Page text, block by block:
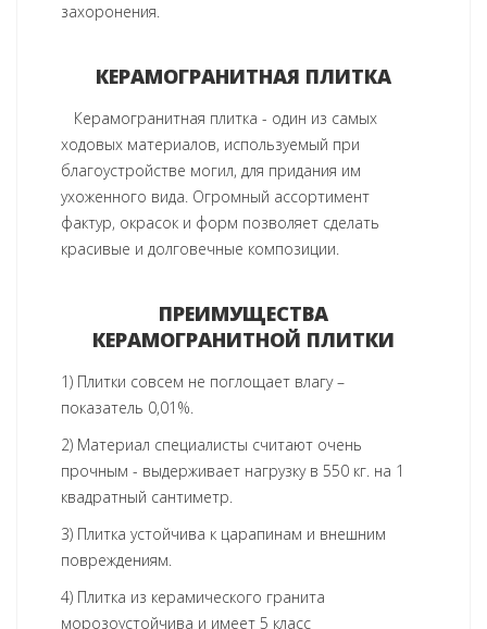
захоронения.
КЕРАМОГРАНИТНАЯ ПЛИТКА
Керамогранитная плитка - один из самых
ходовых материалов, используемый при
благоустройстве могил, для придания им
ухоженного вида. Огромный ассортимент
фактур, окрасок и форм позволяет сделать
красивые и долговечные композиции.
ПРЕИМУЩЕСТВА
КЕРАМОГРАНИТНОЙ ПЛИТКИ
1) Плитки совсем не поглощает влагу –
показатель 0,01%.
2) Материал специалисты считают очень
прочным - выдерживает нагрузку в 550 кг. на 1
квадратный сантиметр.
3) Плитка устойчива к царапинам и внешним
повреждениям.
4) Плитка из керамического гранита
морозоустойчива и имеет 5 класс